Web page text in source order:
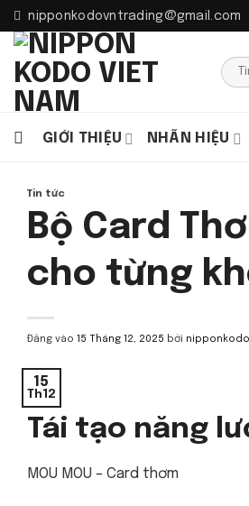
Bỏ
qua
dung
nipponkodovntrading@gmail.com
Tìm
kiếm:
GIỚI THIỆU NHÃN HIỆU
Tin tức
Bộ Card
cho từng
Đăng vào 15 Tháng 12, 2025 bởi nipponkodo
15
Th12
Tái tạo năng
MOU MOU – Card thơm